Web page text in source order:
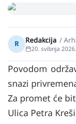
R Redakcija /
20. svibnja 2026.
Povodom
snazi
Za promet će
Ulica Petra